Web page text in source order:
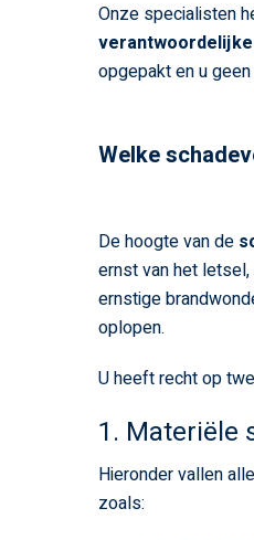
Onze specialisten
opgepakt en u
Welke
De hoogte van de
ernst van het
ernstige
oplopen.
U heeft recht op
1. Materiële
Hieronder vallen
zoals: